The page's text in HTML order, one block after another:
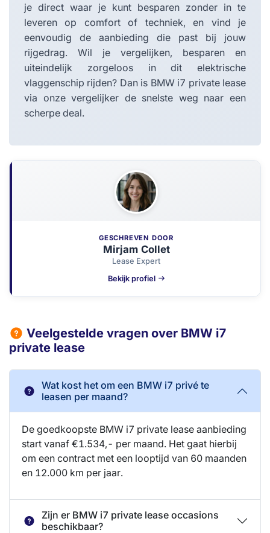
je direct waar je kunt besparen zonder in te
leveren op comfort of techniek, en vind je
eenvoudig de aanbieding die past bij jouw
rijgedrag. Wil je vergelijken, besparen en
uiteindelijk zorgeloos in dit elektrische
vlaggenschip rijden? Dan is BMW i7 private lease
via onze vergelijker de snelste weg naar een
scherpe deal.
GESCHREVEN DOOR
Mirjam Collet
Lease Expert
Bekijk profiel
Veelgestelde vragen over BMW i7
private lease
Wat kost het om een BMW i7 privé te
leasen per maand?
De goedkoopste BMW i7 private lease aanbieding
start vanaf €1.534,- per maand. Het gaat hierbij
om een contract met een looptijd van 60 maanden
en 12.000 km per jaar.
Zijn er BMW i7 private lease occasions
beschikbaar?